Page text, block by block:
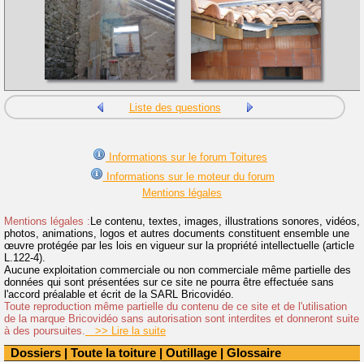
Dossiers | Toute la toiture | Outillage | Glossaire
Liste des questions
Informations sur le forum Toitures
Informations sur le moteur du forum
Mentions légales
Mentions légales : Le contenu, textes, images, illustrations sonores, vidéos,
photos, animations, logos et autres documents constituent ensemble une
œuvre protégée par les lois en vigueur sur la propriété intellectuelle (article
L.122-4).
Aucune exploitation commerciale ou non commerciale même partielle des
données qui sont présentées sur ce site ne pourra être effectuée sans
l'accord préalable et écrit de la SARL Bricovidéo.
Toute reproduction même partielle du contenu de ce site et de l'utilisation
de la marque Bricovidéo sans autorisation sont interdites et donneront suite
à des poursuites. >> Lire la suite